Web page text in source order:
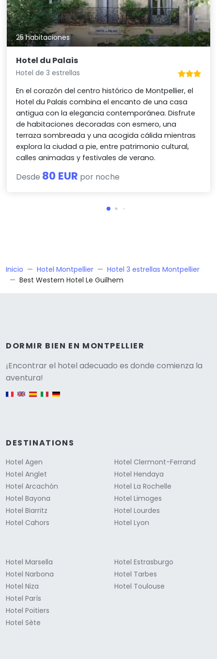
25 habitaciones
Hotel du Palais
Hotel de 3 estrellas
En el corazón del centro histórico de Montpellier, el
Hotel du Palais combina el encanto de una casa
antigua con la elegancia contemporánea. Disfrute
de habitaciones decoradas con esmero, una
terraza sombreada y una acogida cálida mientras
explora la ciudad a pie, entre patrimonio cultural,
calles animadas y festivales de verano.
Desde 80 EUR por noche
Inicio Hotel Montpellier
Hotel 3 estrellas Montpellier
Best Western Hotel Le Guilhem
DORMIR BIEN EN MONTPELLIER
¡Encontrar el hotel adecuado es donde comienza la
aventura!
English version
DESTINATIONS
Hotel Agen
Hotel Anglet
Hotel Arcachón
Hotel Bayona
Hotel Biarritz
Hotel Cahors
Hotel Clermont-Ferrand
Hotel Hendaya
Hotel La Rochelle
Hotel Limoges
Hotel Lourdes
Hotel Lyon
Hotel Marsella
Hotel Narbona
Hotel Niza
Hotel París
Hotel Poitiers
Hotel Sète
Hotel Estrasburgo
Hotel Tarbes
Hotel Toulouse